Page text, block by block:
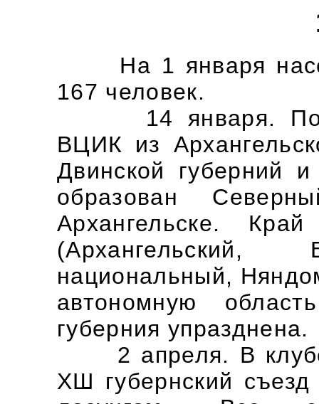
На 1 января
167 человек.
14 января.
ВЦИК из
Двинской губерний
образован
Архангельске.
(Архангельский,
национальный,
автономную
губерния упразднена.
2 апреля. В клубе
ХШ губернский